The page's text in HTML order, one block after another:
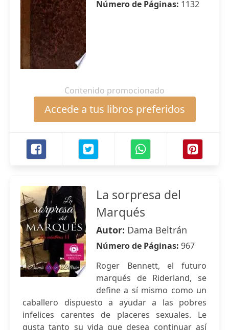
Número de Páginas: 1132
Contenido promocionado
Accede a tus libros preferidos
La sorpresa del
Marqués
Autor: Dama Beltrán
Número de Páginas: 967
Roger Bennett, el futuro
marqués de Riderland, se
define a sí mismo como un
caballero dispuesto a ayudar a las pobres
infelices carentes de placeres sexuales. Le
gusta tanto su vida que desea continuar así